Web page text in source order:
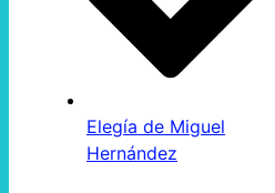
Elegía de Miguel
Hernández